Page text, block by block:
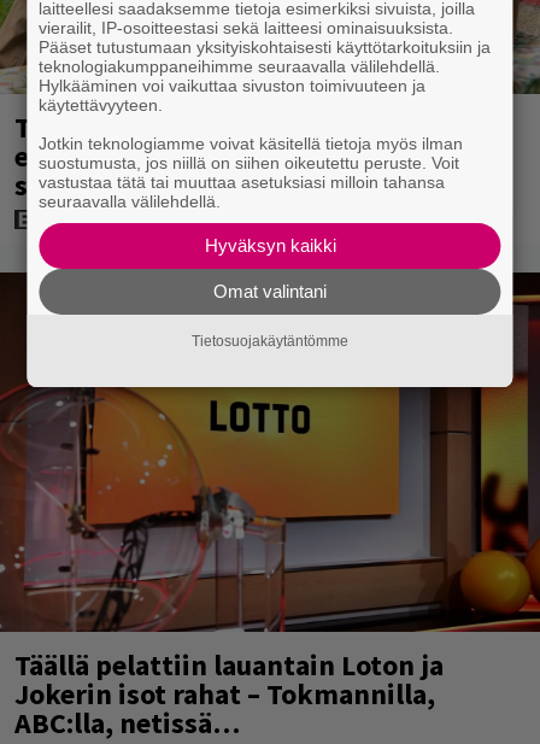
Tänään tv:ssä: Koskettava kotimainen
elokuva vuodelta 2020 – ”Tehty isolla
sydämellä”
Täällä pelattiin lauantain Loton ja
Jokerin isot rahat – Tokmannilla,
ABC:lla, netissä…
laitteellesi saadaksemme tietoja esimerkiksi sivuista, joilla
vierailit, IP-osoitteestasi sekä laitteesi ominaisuuksista.
Pääset tutustumaan yksityiskohtaisesti käyttötarkoituksiin ja
teknologiakumppaneihimme seuraavalla välilehdellä.
Hylkääminen voi vaikuttaa sivuston toimivuuteen ja
käytettävyyteen.
Jotkin teknologiamme voivat käsitellä tietoja myös ilman
suostumusta, jos niillä on siihen oikeutettu peruste. Voit
vastustaa tätä tai muuttaa asetuksiasi milloin tahansa
seuraavalla välilehdellä.
Hyväksyn kaikki
Omat valintani
Tietosuojakäytäntömme